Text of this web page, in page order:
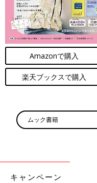
Amazonで購入
楽天ブックスで購入
ムック書籍
キャンペーン